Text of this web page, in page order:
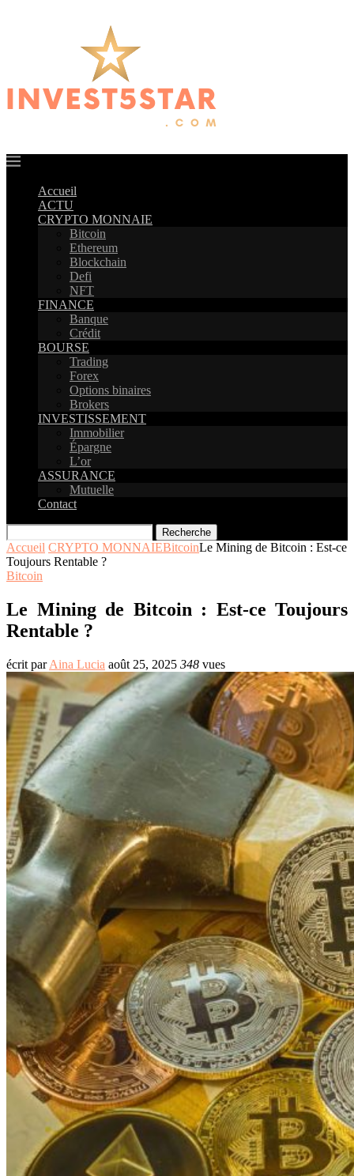
Accueil
ACTU
CRYPTO MONNAIE
Bitcoin
Ethereum
Blockchain
Defi
NFT
FINANCE
Banque
Crédit
BOURSE
Trading
Forex
Options binaires
Brokers
INVESTISSEMENT
Immobilier
Épargne
L’or
ASSURANCE
Mutuelle
Contact
Recherche
Accueil CRYPTO MONNAIEBitcoinLe Mining de Bitcoin : Est-ce
Toujours Rentable ?
Bitcoin
Le Mining de Bitcoin : Est-ce Toujours
Rentable ?
écrit parAina Lucia août 25, 2025 348 vues